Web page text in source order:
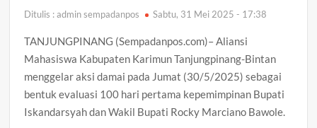
Ditulis : admin sempadanpos Sabtu, 31 Mei 2025 - 17:38
TANJUNGPINANG (Sempadanpos.com)– Aliansi
Mahasiswa Kabupaten Karimun Tanjungpinang-Bintan
menggelar aksi damai pada Jumat (30/5/2025) sebagai
bentuk evaluasi 100 hari pertama kepemimpinan Bupati
Iskandarsyah dan Wakil Bupati Rocky Marciano Bawole.